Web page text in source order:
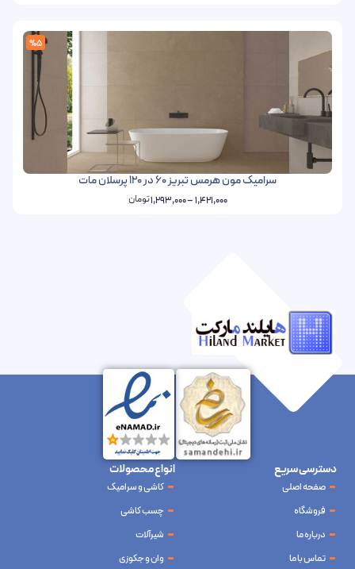
%5
سرامیک مون هرمس تبریز 60 در 120 پرسلان مات
1,421,000
–
1,293,000تومان
دسترسی سریع
صفحه اصلی
فروشگاه
درباره ما
تماس با ما
انواع محصولات
کاشی و سرامیک
چسب کاشی
شیرآلات
وان و جکوزی